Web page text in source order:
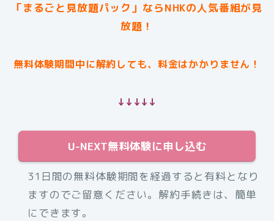
「まるごと見放題パック」ならNHKの人気番組が見
放題！
無料体験期間中に解約しても、料金はかかりません！
↓↓↓↓↓
U-NEXT無料体験に申し込む
31日間の無料体験期間を経過すると有料となり
ますのでご留意ください。解約手続きは、簡単
にできます。